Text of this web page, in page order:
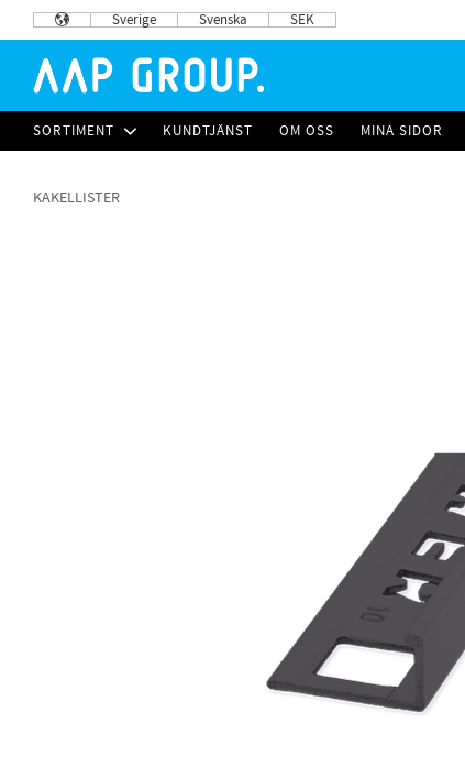
Sverige Svenska SEK
SORTIMENT KUNDTJÄNST OM OSS MINA SIDOR
KAKELLISTER